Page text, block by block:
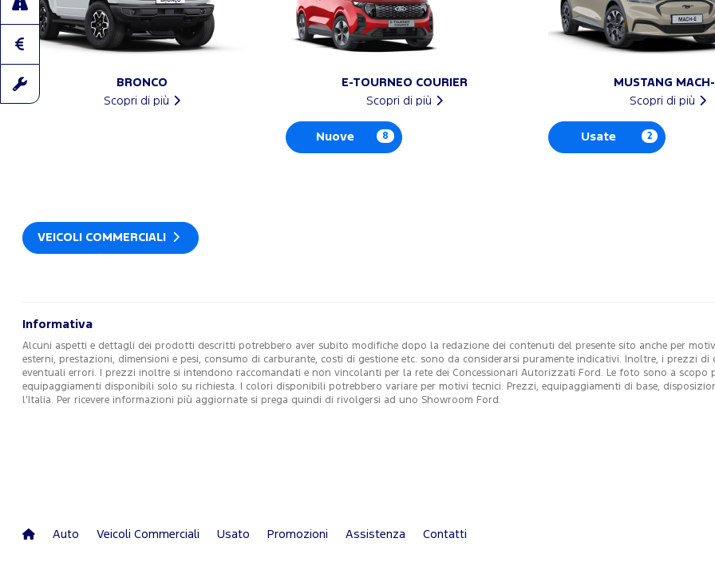
BRONCO
Scopri di più
E-TOURNEO COURIER
Scopri di più
Nuove 8
MUSTANG
Scopri di più
Usate 2
VEICOLI COMMERCIALI
Informativa
Alcuni aspetti e dettagli dei prodotti descritti potrebbero aver subito modifiche dopo la redazione dei contenuti del presente sito anche per
esterni, prestazioni, dimensioni e pesi, consumo di carburante, costi di gestione etc. sono da considerarsi puramente indicativi. Inoltre, i prezzi
eventuali errori. I prezzi inoltre si intendono raccomandati e non vincolanti per la rete dei Concessionari Autorizzati Ford. Le foto sono a scopo
equipaggiamenti disponibili solo su richiesta. I colori disponibili potrebbero variare per motivi tecnici. Prezzi, equipaggiamenti di base,
l’Italia. Per ricevere informazioni più aggiornate si prega quindi di rivolgersi ad uno Showroom Ford.
Auto Veicoli Commerciali Usato Promozioni Assistenza Contatti